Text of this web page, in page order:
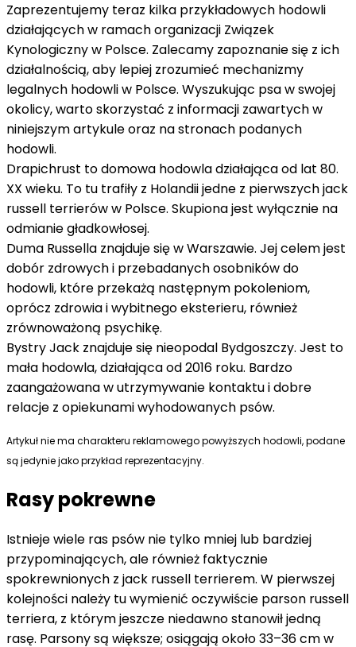
Zaprezentujemy teraz kilka przykładowych hodowli
działających w ramach organizacji Związek
Kynologiczny w Polsce. Zalecamy zapoznanie się z ich
działalnością, aby lepiej zrozumieć mechanizmy
legalnych hodowli w Polsce. Wyszukując psa w swojej
okolicy, warto skorzystać z informacji zawartych w
niniejszym artykule oraz na stronach podanych
hodowli.
Drapichrust to domowa hodowla działająca od lat 80.
XX wieku. To tu trafiły z Holandii jedne z pierwszych jack
russell terrierów w Polsce. Skupiona jest wyłącznie na
odmianie gładkowłosej.
Duma Russella znajduje się w Warszawie. Jej celem jest
dobór zdrowych i przebadanych osobników do
hodowli, które przekażą następnym pokoleniom,
oprócz zdrowia i wybitnego eksterieru, również
zrównoważoną psychikę.
Bystry Jack znajduje się nieopodal Bydgoszczy. Jest to
mała hodowla, działająca od 2016 roku. Bardzo
zaangażowana w utrzymywanie kontaktu i dobre
relacje z opiekunami wyhodowanych psów.
Artykuł nie ma charakteru reklamowego powyższych hodowli, podane
są jedynie jako przykład reprezentacyjny.
Rasy pokrewne
Istnieje wiele ras psów nie tylko mniej lub bardziej
przypominających, ale również faktycznie
spokrewnionych z jack russell terrierem. W pierwszej
kolejności należy tu wymienić oczywiście parson russell
terriera, z którym jeszcze niedawno stanowił jedną
rasę. Parsony są większe; osiągają około 33–36 cm w